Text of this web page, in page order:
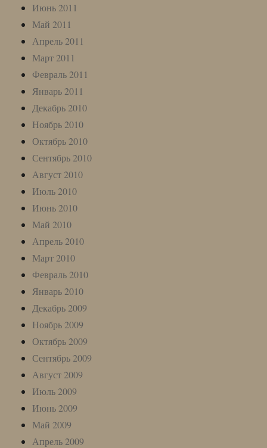
Июнь 2011
Май 2011
Апрель 2011
Март 2011
Февраль 2011
Январь 2011
Декабрь 2010
Ноябрь 2010
Октябрь 2010
Сентябрь 2010
Август 2010
Июль 2010
Июнь 2010
Май 2010
Апрель 2010
Март 2010
Февраль 2010
Январь 2010
Декабрь 2009
Ноябрь 2009
Октябрь 2009
Сентябрь 2009
Август 2009
Июль 2009
Июнь 2009
Май 2009
Апрель 2009